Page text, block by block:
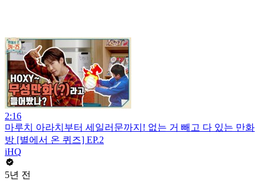
2:16
마루치 아라치부터 세일러문까지! 없는 거 빼고 다 있는 만화
방 [별에서 온 퀴즈] EP.2
iHQ
5년 전